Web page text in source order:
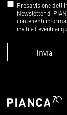
Presa visione
Newsletter di
contenenti
inviti ad eventi ai
Invia